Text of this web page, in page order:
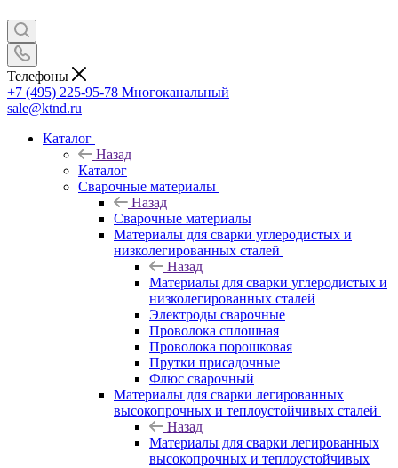
Телефоны
+7 (495) 225-95-78 Многоканальный
sale@ktnd.ru
Каталог
Назад
Каталог
Сварочные материалы
Назад
Сварочные материалы
Материалы для сварки углеродистых и
низколегированных сталей
Назад
Материалы для сварки углеродистых и
низколегированных сталей
Электроды сварочные
Проволока сплошная
Проволока порошковая
Прутки присадочные
Флюс сварочный
Материалы для сварки легированных
высокопрочных и теплоустойчивых сталей
Назад
Материалы для сварки легированных
высокопрочных и теплоустойчивых